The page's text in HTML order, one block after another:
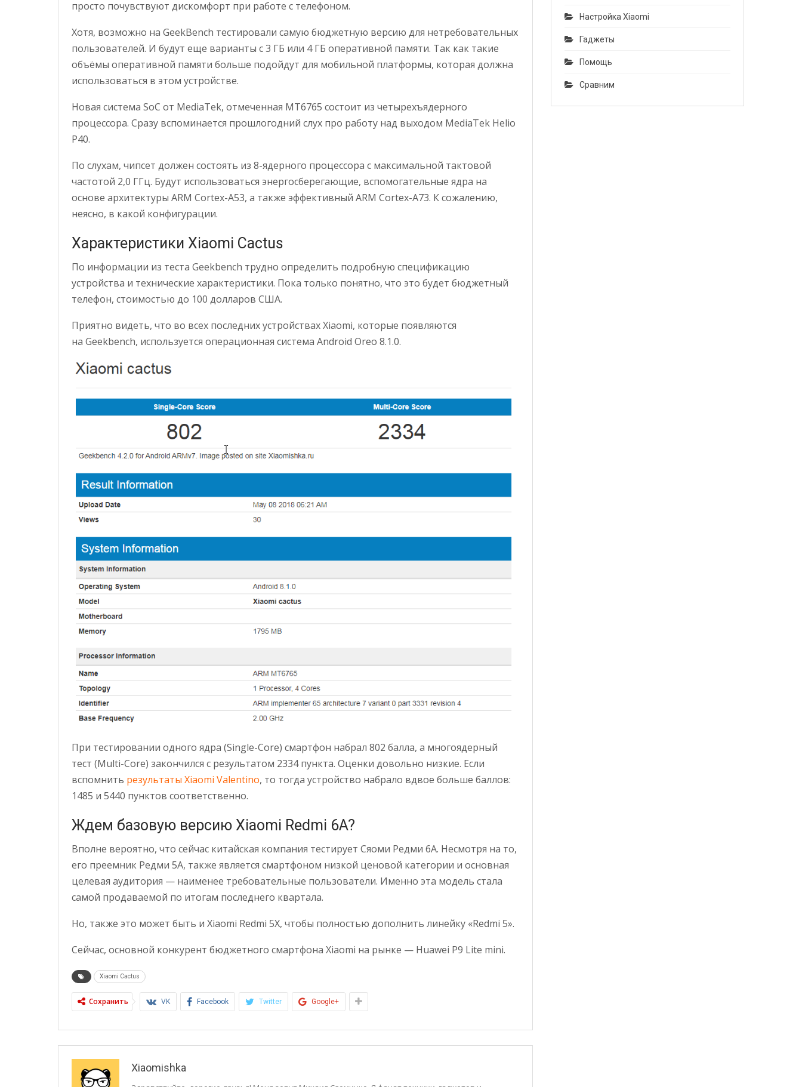
просто почувствуют дискомфорт при работе с телефоном.
Хотя, возможно на GeekBench тестировали самую бюджетную версию для нетребовательных
пользователей. И будут еще варианты с 3 ГБ или 4 ГБ оперативной памяти. Так как такие
объёмы оперативной памяти больше подойдут для мобильной платформы, которая должна
использоваться в этом устройстве.
Новая система SoC от MediaTek, отмеченная MT6765 состоит из четырехъядерного
процессора. Сразу вспоминается прошлогодний слух про работу над выходом MediaTek Helio
P40.
По слухам, чипсет должен состоять из 8-ядерного процессора с максимальной тактовой
частотой 2,0 ГГц. Будут использоваться энергосберегающие, вспомогательные ядра на
основе архитектуры ARM Cortex-A53, а также эффективный ARM Cortex-A73. К сожалению,
неясно, в какой конфигурации.
Характеристики Xiaomi Cactus
По информации из теста Geekbench трудно определить подробную спецификацию
устройства и технические характеристики. Пока только понятно, что это будет бюджетный
телефон, стоимостью до 100 долларов США.
Приятно видеть, что во всех последних устройствах Xiaomi, которые появляются
на Geekbench, используется операционная система Android Oreo 8.1.0.
При тестировании одного ядра (Single-Core) смартфон набрал 802 балла, а многоядерный
тест (Multi-Core) закончился с результатом 2334 пункта. Оценки довольно низкие. Если
вспомнить результаты Xiaomi Valentino, то тогда устройство набрало вдвое больше баллов:
1485 и 5440 пунктов соответственно.
Ждем базовую версию Xiaomi Redmi 6A?
Вполне вероятно, что сейчас китайская компания тестирует Сяоми Редми 6А. Несмотря на то,
его преемник Редми 5А, также является смартфоном низкой ценовой категории и основная
целевая аудитория — наименее требовательные пользователи. Именно эта модель стала
самой продаваемой по итогам последнего квартала.
Но, также это может быть и Xiaomi Redmi 5X, чтобы полностью дополнить линейку «Redmi 5».
Сейчас, основной конкурент бюджетного смартфона Xiaomi на рынке — Huawei P9 Lite mini.
Xiaomi Cactus
Сохранить VK Facebook Twitter Google+
Xiaomishka
Настройка Xiaomi
Гаджеты
Помощь
Сравним